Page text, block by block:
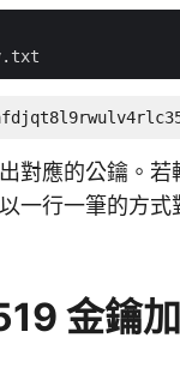
對應的公鑰。若
一行一筆的方式
金鑰